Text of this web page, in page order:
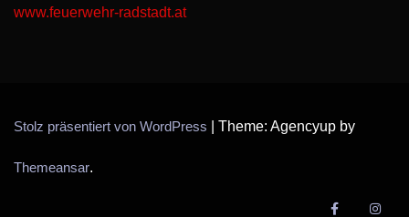
www.feuerwehr-radstadt.at
Stolz präsentiert von WordPress Theme: Agencyup by
Themeansar.